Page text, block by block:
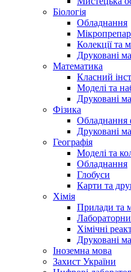
Біологія
Обладнання
Колекції та
Друковані
Математика
Класний
Моделі та
Друковані
Фізика
Обладнання
Друковані
Географія
Моделі та
Обладнання
Глобуси
Карти та
Хімія
Прилади та
Хімічні
Друковані
Іноземна мова
Захист України